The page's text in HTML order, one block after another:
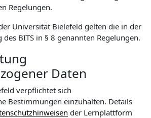
Regelungen.
Universität Bielefeld gelten die in der
BITS in § 8 genannten Regelungen.
Daten
verpflichtet sich
Bestimmungen einzuhalten. Details
der Lernplattform